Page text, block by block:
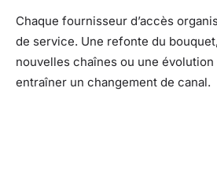
Chaque fournisseur d’accès
de service. Une refonte du
nouvelles chaînes ou une
entraîner un changement de canal.